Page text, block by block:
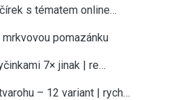
s tématem online…
pomazánku
7× jinak | re…
– 12 variant | rych…